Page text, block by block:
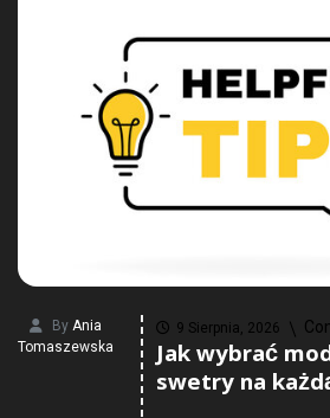
By Ania
Tomaszewska
9 Sierpnia, 2026
Jak wybrać
swetry na